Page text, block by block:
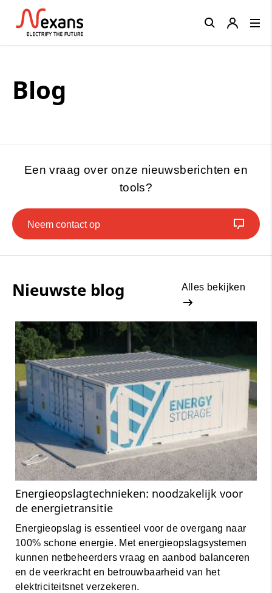
Blog
Een vraag over onze nieuwsberichten en
tools?
Neem contact op
Nieuwste blog Alles bekijken
Energieopslagtechnieken: noodzakelijk voor
de energietransitie
Energieopslag is essentieel voor de overgang naar
100% schone energie. Met energieopslagsystemen
kunnen netbeheerders vraag en aanbod balanceren
en de veerkracht en betrouwbaarheid van het
elektriciteitsnet verzekeren.
Close